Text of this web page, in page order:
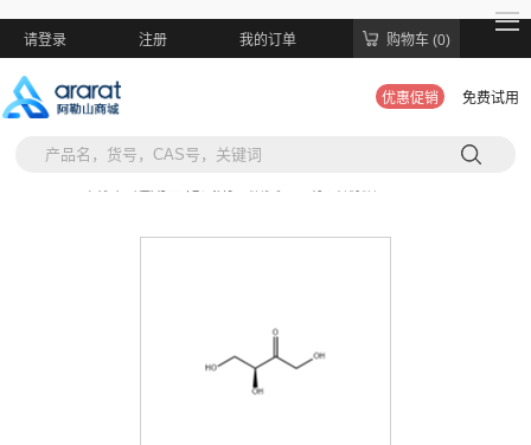
请登录 注册 我的订单 购物车 (0)
优惠促销 免费试用